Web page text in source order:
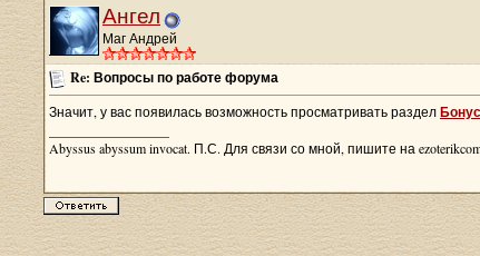
Ангел
Маг Андрей
Re: Вопросы по работе форума
Значит, у вас появилась возможность просматривать раздел
Abyssus abyssum invocat. П.С. Для связи со мной, пишите на